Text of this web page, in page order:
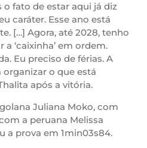
o fato de estar aqui já diz
caráter. Esse ano está
[…] Agora, até 2028, tenho
‘caixinha’ em ordem.
Eu preciso de férias. A
organizar o que está
após a vitória.
Juliana Moko, com
a peruana Melissa
a prova em 1min03s84.